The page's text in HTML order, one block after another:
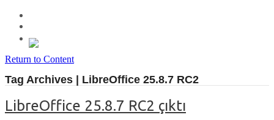
Return to Content
Tag Archives | LibreOffice 25.8.7 RC2
LibreOffice 25.8.7 RC2 çıktı